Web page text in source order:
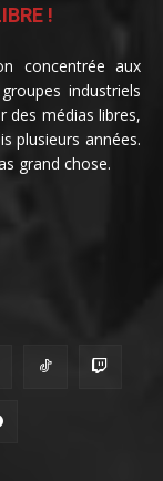
!
concentrée aux
industriels
des médias libres,
plusieurs années.
grand chose.